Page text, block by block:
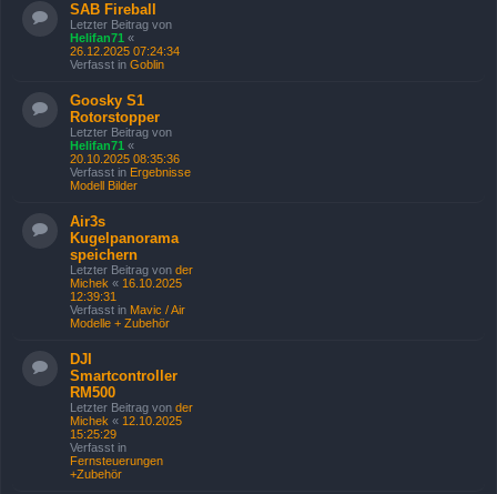
SAB Fireball
Letzter Beitrag von
Helifan71 «
26.12.2025 07:24:34
Verfasst in Goblin
Goosky S1
Rotorstopper
Letzter Beitrag von
Helifan71 «
20.10.2025 08:35:36
Verfasst in Ergebnisse
Modell Bilder
Air3s
Kugelpanorama
speichern
Letzter Beitrag von der
Michek « 16.10.2025
12:39:31
Verfasst in Mavic / Air
Modelle + Zubehör
DJI
Smartcontroller
RM500
Letzter Beitrag von der
Michek « 12.10.2025
15:25:29
Verfasst in
Fernsteuerungen
+Zubehör